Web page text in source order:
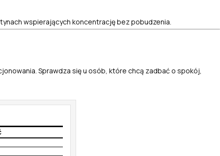
wspierających koncentrację bez pobudzenia.
Sprawdza się u osób, które chcą zadbać o spokój,